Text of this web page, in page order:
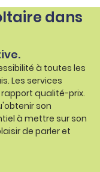
dans
à toutes les
Les services
qualité-prix.
son
à mettre sur son
de parler et